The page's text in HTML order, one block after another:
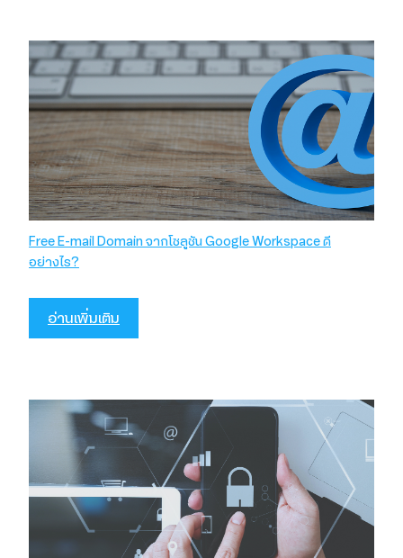
Free E-mail Domain จากโซลูชัน Google Workspace ดี
อย่างไร?
อ่านเพิ่มเติม